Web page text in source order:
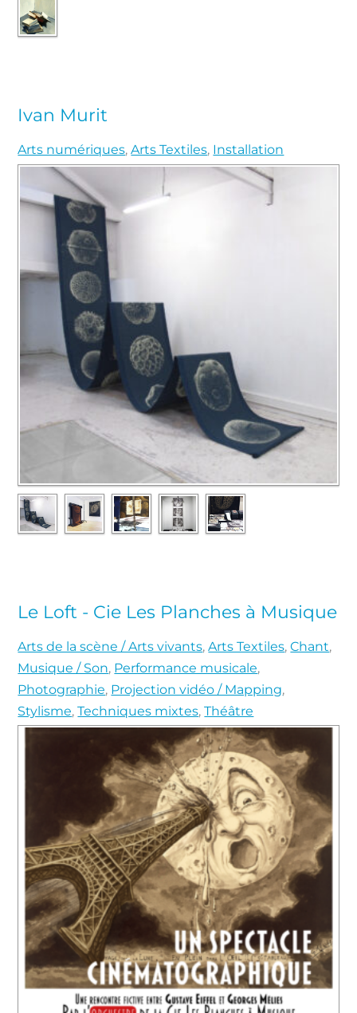
Ivan Murit
Arts numériques,Arts Textiles, Installation
Le Loft - Cie Les Planches à Musique
Arts de la scène / Arts vivants,Arts Textiles,Chant,
Musique / Son, Performance musicale,
Photographie, Projection vidéo / Mapping,
Stylisme,Techniques mixtes,Théâtre